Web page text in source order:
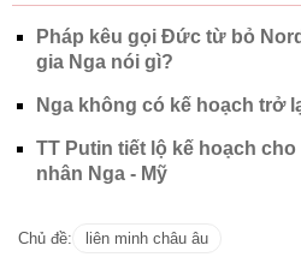
Pháp kêu gọi Đức từ bỏ
gia Nga nói gì?
Nga không có kế hoạch trở
TT Putin tiết lộ kế hoạch
nhân Nga - Mỹ
Chủ đề: liên minh châu âu